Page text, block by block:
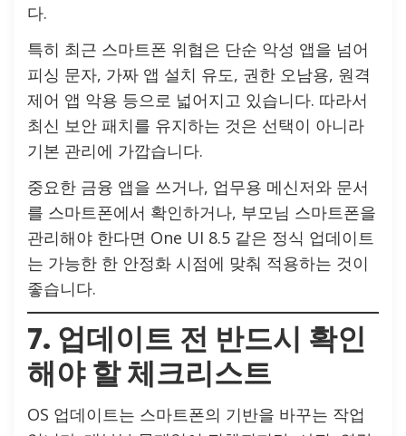
다.
특히 최근 스마트폰 위협은 단순 악성 앱을 넘어
피싱 문자, 가짜 앱 설치 유도, 권한 오남용, 원격
제어 앱 악용 등으로 넓어지고 있습니다. 따라서
최신 보안 패치를 유지하는 것은 선택이 아니라
기본 관리에 가깝습니다.
중요한 금융 앱을 쓰거나, 업무용 메신저와 문서
를 스마트폰에서 확인하거나, 부모님 스마트폰을
관리해야 한다면 One UI 8.5 같은 정식 업데이트
는 가능한 한 안정화 시점에 맞춰 적용하는 것이
좋습니다.
7. 업데이트 전 반드시 확인
해야 할 체크리스트
OS 업데이트는 스마트폰의 기반을 바꾸는 작업